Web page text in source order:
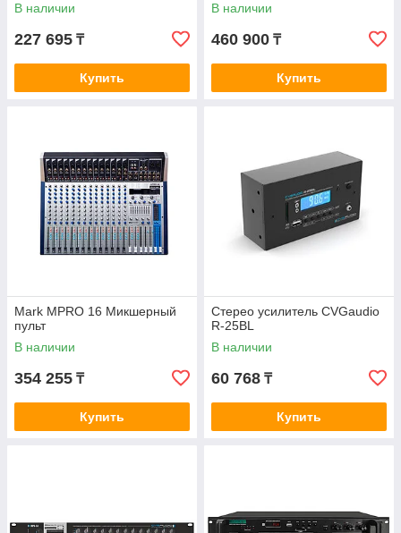
В наличии
227 695 ₸
Купить
В наличии
460 900 ₸
Купить
Mark MPRO 16 Микшерный
пульт
В наличии
354 255 ₸
Купить
Стерео усилитель CVGaudio
R-25BL
В наличии
60 768 ₸
Купить